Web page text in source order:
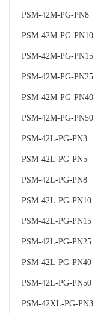
PSM-42M-PG-PN8
PSM-42M-PG-PN10
PSM-42M-PG-PN15
PSM-42M-PG-PN25
PSM-42M-PG-PN40
PSM-42M-PG-PN50
PSM-42L-PG-PN3
PSM-42L-PG-PN5
PSM-42L-PG-PN8
PSM-42L-PG-PN10
PSM-42L-PG-PN15
PSM-42L-PG-PN25
PSM-42L-PG-PN40
PSM-42L-PG-PN50
PSM-42XL-PG-PN3